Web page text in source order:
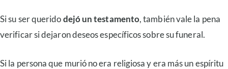
Si su ser queridodejó un testamento, también vale la pena
verificar si dejaron deseos específicos sobre su funeral.
Si la persona que murió no era religiosa y era más un espíritu